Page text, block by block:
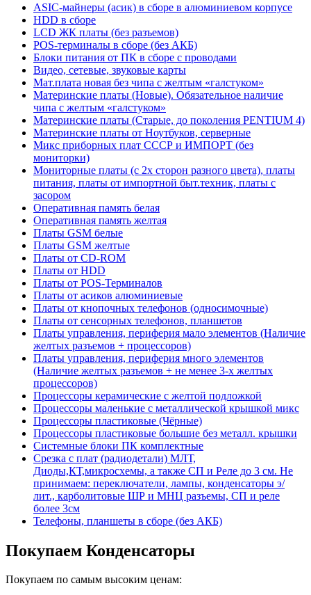
ASIC-майнеры (асик) в сборе в алюминиевом корпусе
HDD в сборе
LCD ЖК платы (без разъемов)
POS-терминалы в сборе (без АКБ)
Блоки питания от ПК в сборе с проводами
Видео, сетевые, звуковые карты
Мат.плата новая без чипа с желтым «галстуком»
Материнские платы (Новые). Обязательное наличие
чипа с желтым «галстуком»
Материнские платы (Старые, до поколения PENTIUM 4)
Материнские платы от Ноутбуков, серверные
Микс приборных плат СССР и ИМПОРТ (без
мониторки)
Мониторные платы (с 2х сторон разного цвета), платы
питания, платы от импортной быт.техник, платы с
засором
Оперативная память белая
Оперативная память желтая
Платы GSM белые
Платы GSM желтые
Платы от CD-ROM
Платы от HDD
Платы от POS-Терминалов
Платы от асиков алюминиевые
Платы от кнопочных телефонов (односимочные)
Платы от сенсорных телефонов, планшетов
Платы управления, периферия мало элементов (Наличие
желтых разъемов + процессоров)
Платы управления, периферия много элементов
(Наличие желтых разъемов + не менее 3-х желтых
процессоров)
Процессоры керамические с желтой подложкой
Процессоры маленькие с металлической крышкой микс
Процессоры пластиковые (Чёрные)
Процессоры пластиковые большие без металл. крышки
Системные блоки ПК комплектные
Срезка с плат (радиодетали) МЛТ,
Диоды,КТ,микросхемы, а также СП и Реле до 3 см. Не
принимаем: переключатели, лампы, конденсаторы э/
лит., карболитовые ШР и МНЦ разъемы, СП и реле
более 3см
Телефоны, планшеты в сборе (без АКБ)
Покупаем Конденсаторы
Покупаем по самым высоким ценам: